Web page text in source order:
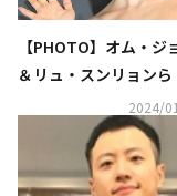
【PHOTO】オム・ジ
＆リュ・スンリョンら
ISIONARY AWARDS
ーペットに登場
2024/